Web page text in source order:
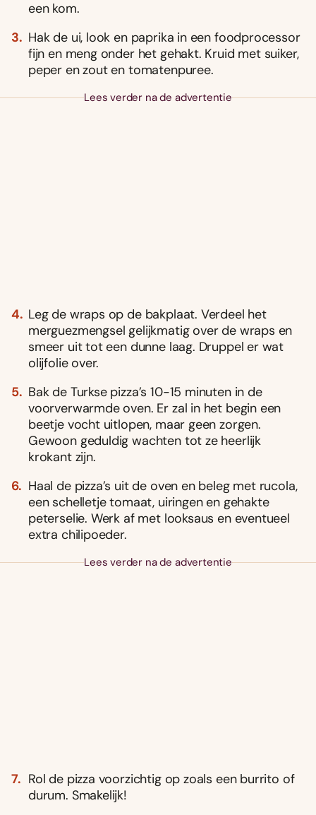
een kom.
Hak de ui, look en paprika in een foodprocessor
fijn en meng onder het gehakt. Kruid met suiker,
peper en zout en tomatenpuree.
Lees verder na de advertentie
Leg de wraps op de bakplaat. Verdeel het
merguezmengsel gelijkmatig over de wraps en
smeer uit tot een dunne laag. Druppel er wat
olijfolie over.
Bak de Turkse pizza’s 10-15 minuten in de
voorverwarmde oven. Er zal in het begin een
beetje vocht uitlopen, maar geen zorgen.
Gewoon geduldig wachten tot ze heerlijk
krokant zijn.
Haal de pizza’s uit de oven en beleg met rucola,
een schelletje tomaat, uiringen en gehakte
peterselie. Werk af met looksaus en eventueel
extra chilipoeder.
Lees verder na de advertentie
Rol de pizza voorzichtig op zoals een burrito of
durum. Smakelijk!